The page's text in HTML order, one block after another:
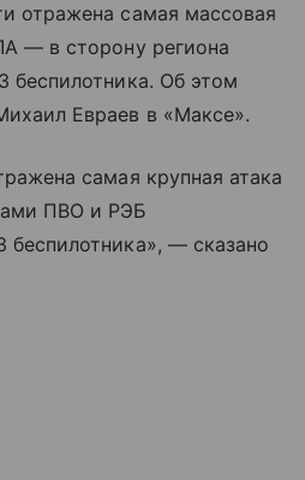
отражена самая массовая
— в сторону региона
беспилотника. Об этом
Евраев в «Максе».
самая крупная атака
ПВО и РЭБ
беспилотника», — сказано